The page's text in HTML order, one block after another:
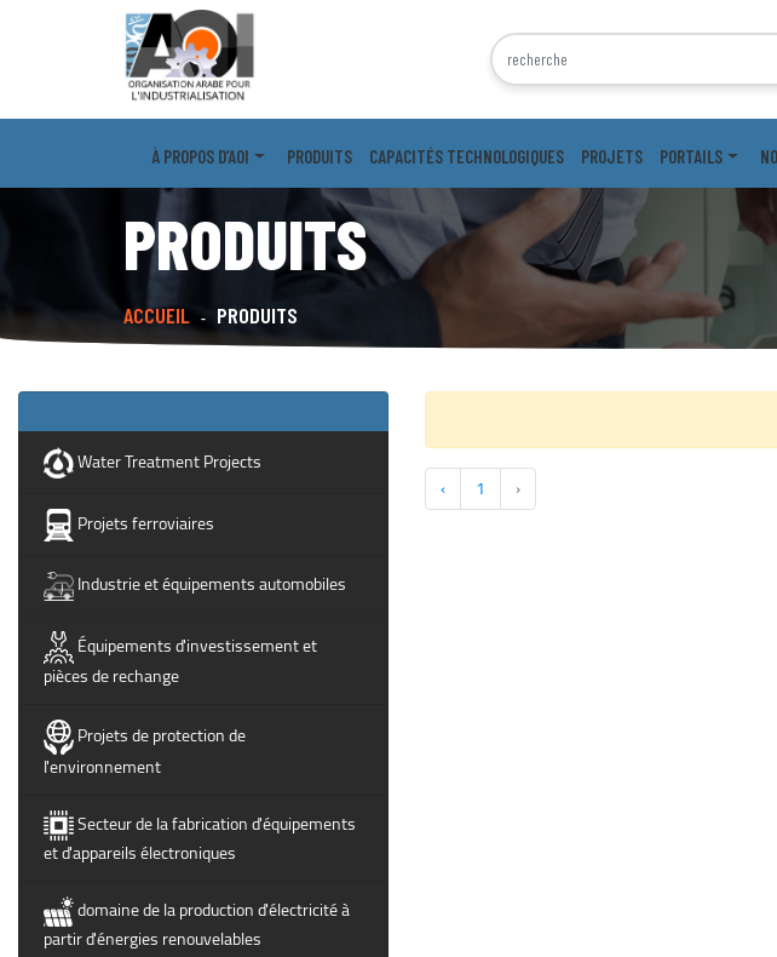
À PROPOS D’AOI PRODUITS CAPACITÉS TECHNOLOGIQUES PROJETS PORTAILS
PRODUITS
ACCUEIL - PRODUITS
Water Treatment Projects
Projets ferroviaires
Industrie et équipements automobiles
Équipements d'investissement et
pièces de rechange
Projets de protection de
l'environnement
Secteur de la fabrication d'équipements
et d'appareils électroniques
domaine de la production d'électricité à
partir d'énergies renouvelables
‹ 1 ›